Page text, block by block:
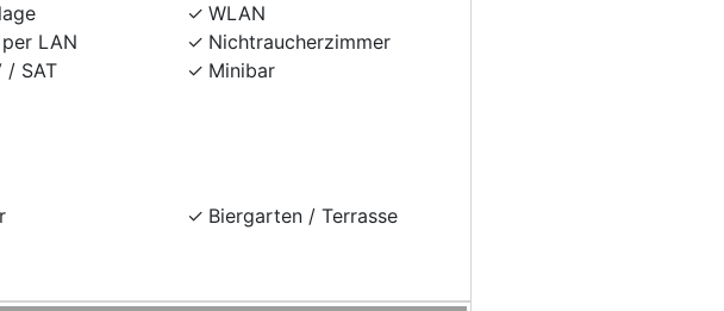
LAN
/ SAT
WLAN
Nichtraucherzimmer
Minibar
Biergarten / Terrasse